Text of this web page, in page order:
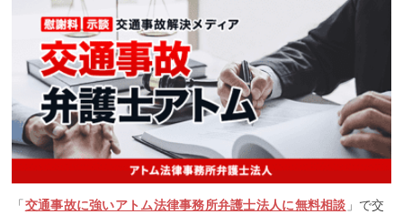
「交通事故に強いアトム法律事務所弁護士法人に無料相談 」で交